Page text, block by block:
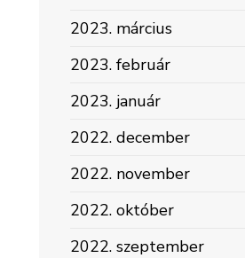
2023. március
2023. február
2023. január
2022. december
2022. november
2022. október
2022. szeptember